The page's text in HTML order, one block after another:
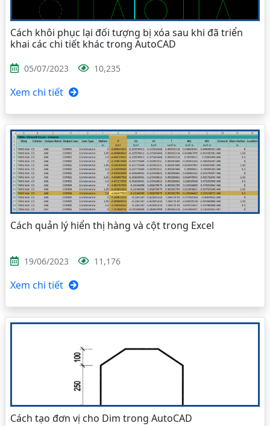
Cách khôi phục lại đối tượng bị xóa sau khi đã triển
khai các chi tiết khác trong AutoCAD
05/07/2023 10,235
Xem chi tiết
Cách quản lý hiển thị hàng và cột trong Excel
19/06/2023 11,176
Xem chi tiết
Cách tạo đơn vị cho Dim trong AutoCAD